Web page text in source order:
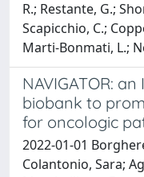
R.; Restante, G.;
Scapicchio, C.;
Marti-Bonmati, L.;
NAVIGATOR:
biobank to
for oncologic
2022-01-01
Colantonio, Sara;